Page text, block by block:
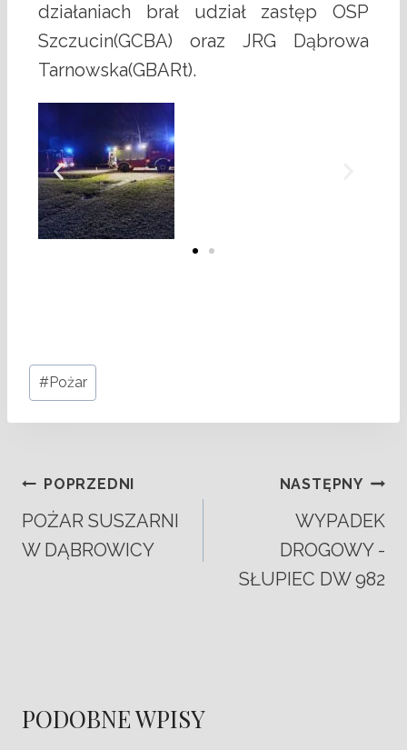
działaniach brał udział zastęp OSP
Szczucin(GCBA) oraz JRG Dąbrowa
Tarnowska(GBARt).
#Pożar
POPRZEDNI
POŻAR SUSZARNI
W DĄBROWICY
NASTĘPNY
WYPADEK
DROGOWY -
SŁUPIEC DW 982
PODOBNE WPISY